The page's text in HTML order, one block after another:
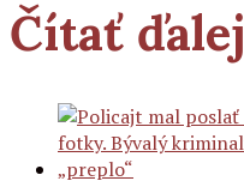
Čítať ďalej